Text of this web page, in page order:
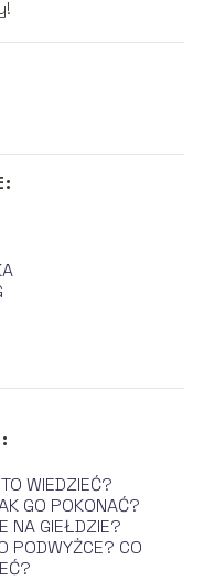
WIEDZIEĆ?
GO POKONAĆ?
NA GIEŁDZIE?
PODWYŻCE? CO